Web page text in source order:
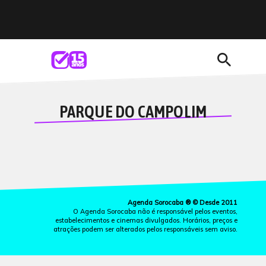
search
PARQUE DO CAMPOLIM
Agenda Sorocaba ® © Desde 2011
O Agenda Sorocaba não é responsável pelos eventos,
estabelecimentos e cinemas divulgados. Horários, preços e
atrações podem ser alterados pelos responsáveis sem aviso.